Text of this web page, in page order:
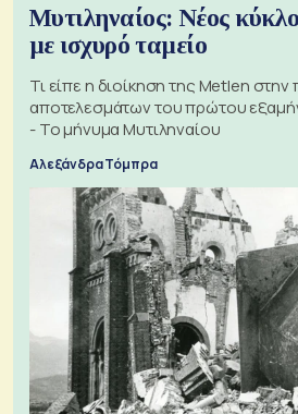
Μυτιληναίος: Νέος
με ισχυρό ταμείο
Τι είπε η διοίκηση της Metlen
αποτελεσμάτων του πρώτου
- Το μήνυμα Μυτιληναίου
Αλεξάνδρα Τόμπρα